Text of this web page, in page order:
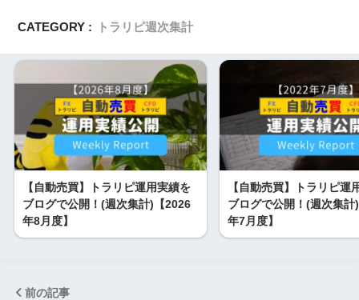
CATEGORY : トラリピ週次集計
【自動売買】トラリピ運用実績を
ブログで公開！(週次集計)【2026
年8月度】
【自動売買】トラリピ運
ブログで公開！(週次集計
年7月度】
前の記事